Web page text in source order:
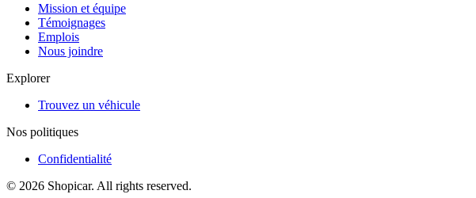
Mission et équipe
Témoignages
Emplois
Nous joindre
Explorer
Trouvez un véhicule
Nos politiques
Confidentialité
© 2026 Shopicar. All rights reserved.